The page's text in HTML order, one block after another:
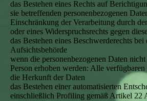
das Bestehen eines Rechts auf
sie betreffenden personenbezogenen
Einschränkung der Verarbeitung durch
oder eines Widerspruchsrechts gegen
das Bestehen eines Beschwerderechts bei
Aufsichtsbehörde
wenn die personenbezogenen Daten
Person erhoben werden: Alle
die Herkunft der Daten
das Bestehen einer automatisierten
einschließlich Profiling gemäß Artikel 22